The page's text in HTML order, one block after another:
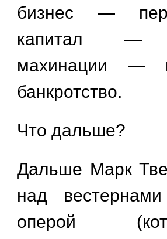
бизнес —
капитал —
махинации —
банкротство.
Что дальше?
Дальше Марк
над
оперой